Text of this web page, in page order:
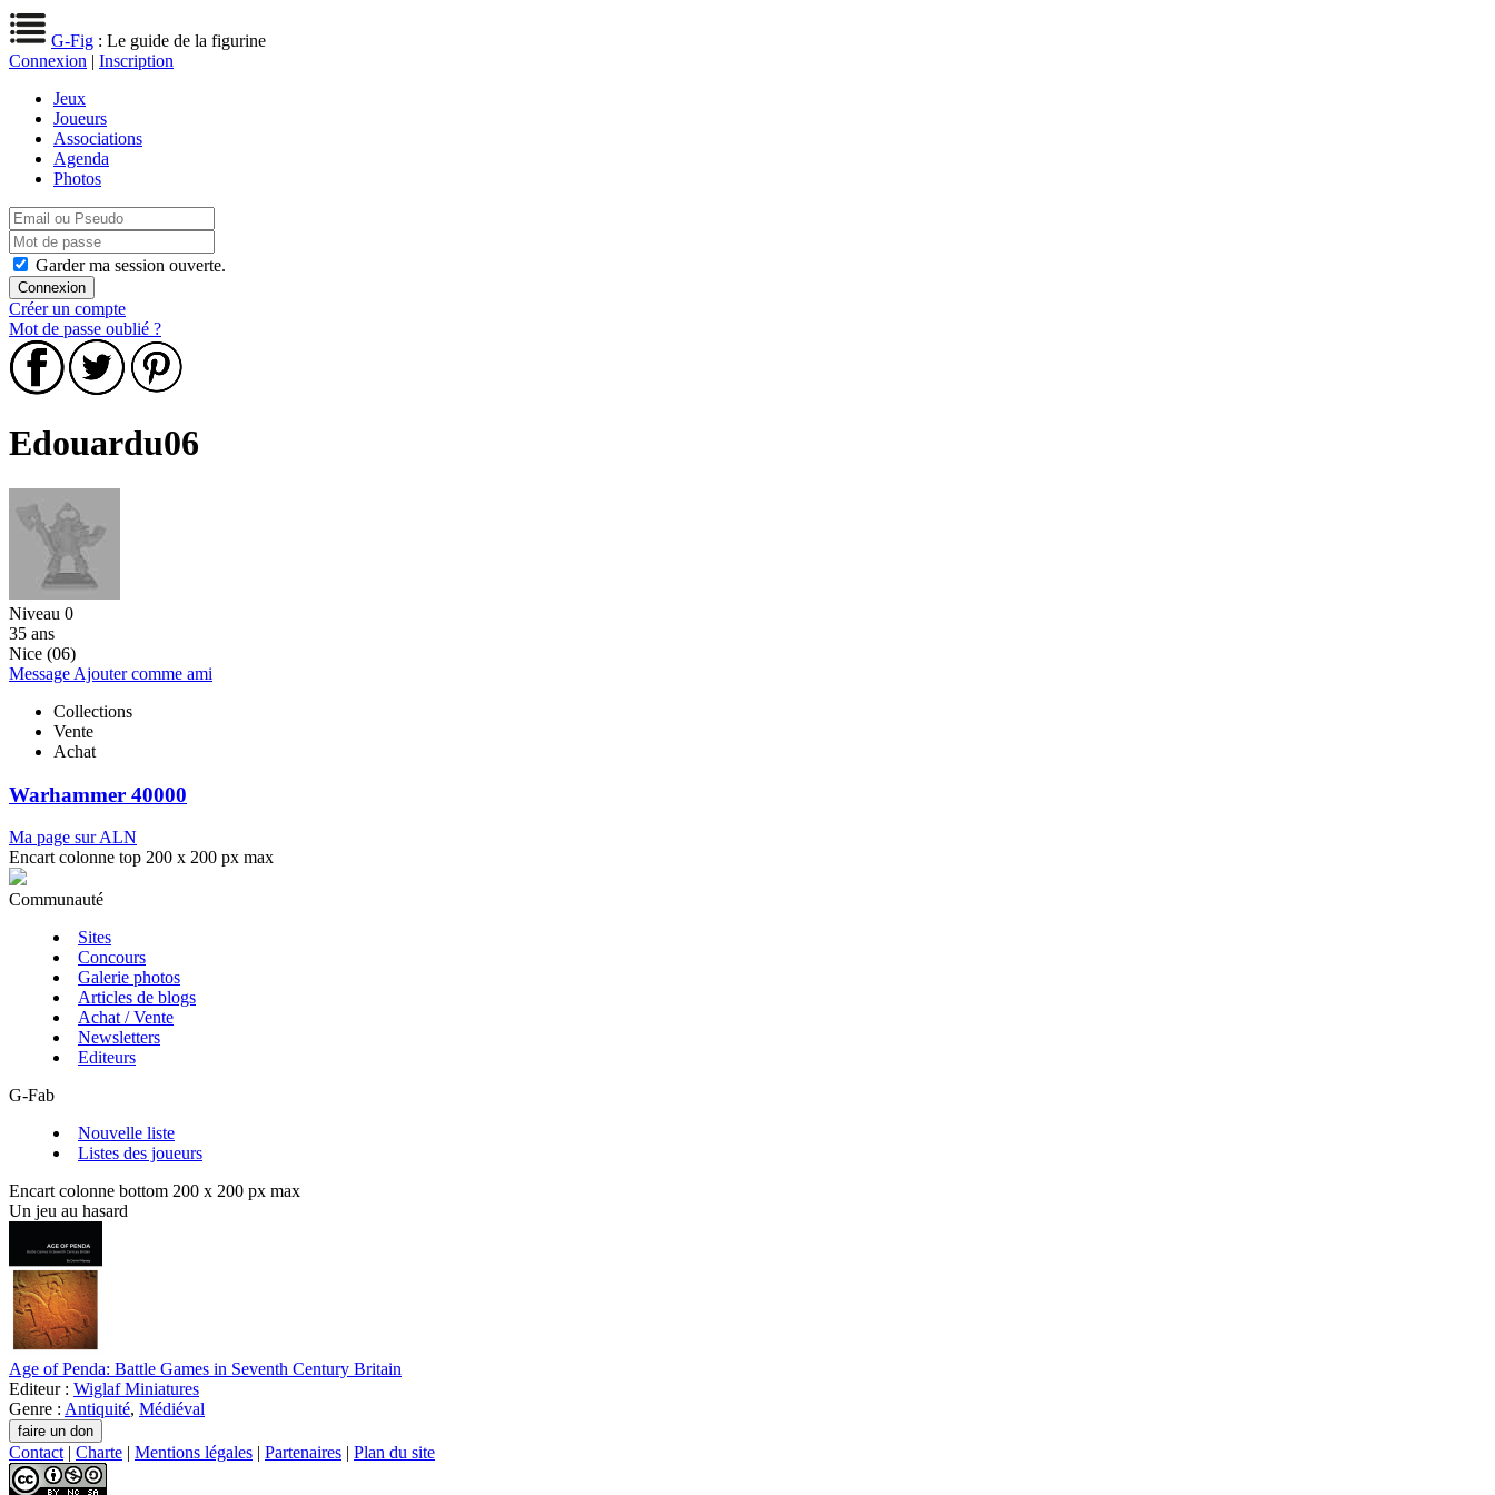
G-Fig : Le guide de la figurine
Connexion | Inscription
Jeux
Joueurs
Associations
Agenda
Photos
Garder ma session ouverte.
Créer un compte
Mot de passe oublié ?
Edouardu06
Niveau 0
35 ans
Nice (06)
Message Ajouter comme ami
Collections
Vente
Achat
Warhammer 40000
Ma page sur ALN
Encart colonne top 200 x 200 px max
Communauté
Sites
Concours
Galerie photos
Articles de blogs
Achat / Vente
Newsletters
Editeurs
G-Fab
Nouvelle liste
Listes des joueurs
Encart colonne bottom 200 x 200 px max
Un jeu au hasard
Age of Penda: Battle Games in Seventh Century Britain
Editeur : Wiglaf Miniatures
Genre : Antiquité, Médiéval
Contact | Charte | Mentions légales | Partenaires | Plan du site